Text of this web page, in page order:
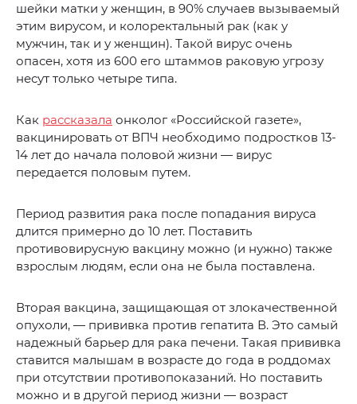
шейки матки у женщин, в 90% случаев вызываемый
этим вирусом, и колоректальный рак (как у
мужчин, так и у женщин). Такой вирус очень
опасен, хотя из 600 его штаммов раковую угрозу
несут только четыре типа.
Как рассказала онколог «Российской газете»,
вакцинировать от ВПЧ необходимо подростков 13-
14 лет до начала половой жизни — вирус
передается половым путем.
Период развития рака после попадания вируса
длится примерно до 10 лет. Поставить
противовирусную вакцину можно (и нужно) также
взрослым людям, если она не была поставлена.
Вторая вакцина, защищающая от злокачественной
опухоли, — прививка против гепатита В. Это самый
надежный барьер для рака печени. Такая прививка
ставится малышам в возрасте до года в роддомах
при отсутствии противопоказаний. Но поставить
можно и в другой период жизни — возраст